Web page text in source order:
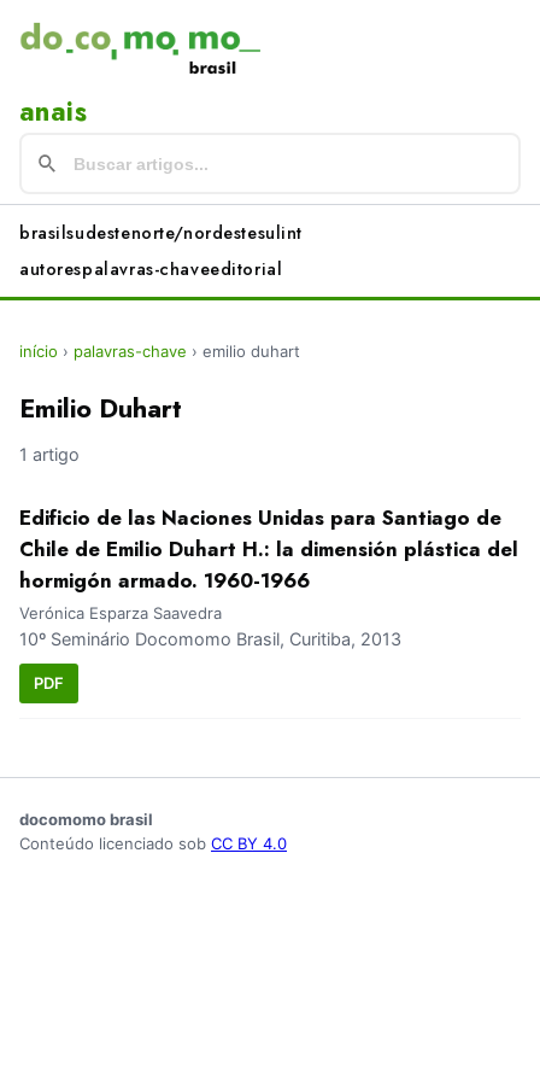
anais
brasilsudestenorte/nordestesulint
autorespalavras-chaveeditorial
início › palavras-chave › emilio duhart
Emilio Duhart
1 artigo
Edificio de las Naciones Unidas para Santiago de
Chile de Emilio Duhart H.: la dimensión plástica del
hormigón armado. 1960-1966
Verónica Esparza Saavedra
10º Seminário Docomomo Brasil, Curitiba, 2013
PDF
docomomo brasil
Conteúdo licenciado sob CC BY 4.0